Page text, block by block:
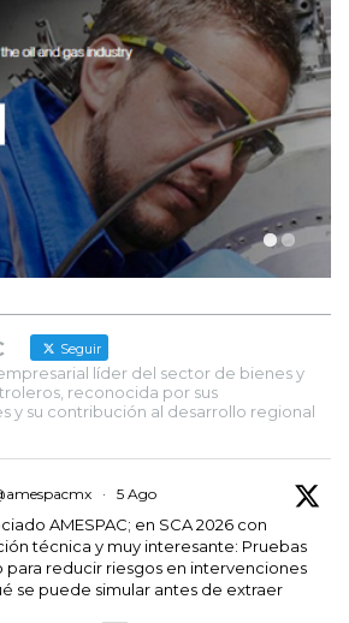
Seguir
líder del sector de bienes y
reconocida por sus
y su contribución al desarrollo regional
· 5 Ago
AMESPAC; en SCA 2026 con
técnica y muy interesante: Pruebas
para reducir riesgos en intervenciones
se puede simular antes de extraer